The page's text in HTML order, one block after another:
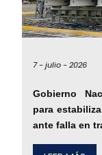
7 -julio -2026
Gobierno
para
ante falla en